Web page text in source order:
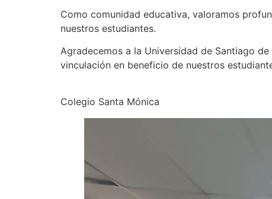
Como comunidad educativa, valoramos
nuestros estudiantes.
Agradecemos a la Universidad de Santiago
vinculación en beneficio de nuestros
Colegio Santa Mónica